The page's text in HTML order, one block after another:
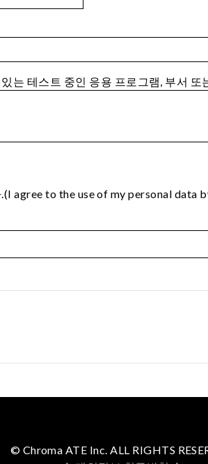
는 테스트 중인 응용 프로그램, 부서
agree to the use of my personal
© Chroma ATE Inc. ALL RIGHTS